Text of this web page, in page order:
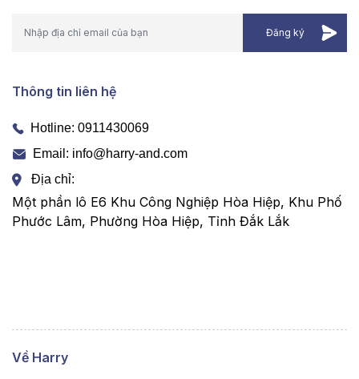
Thông tin liên hệ
Hotline: 0911430069
Email: info@harry-and.com
Địa chỉ:
Một phần lô E6 Khu Công Nghiệp Hòa Hiệp, Khu Phố
Phước Lâm, Phường Hòa Hiệp, Tỉnh Đắk Lắk
Về Harry